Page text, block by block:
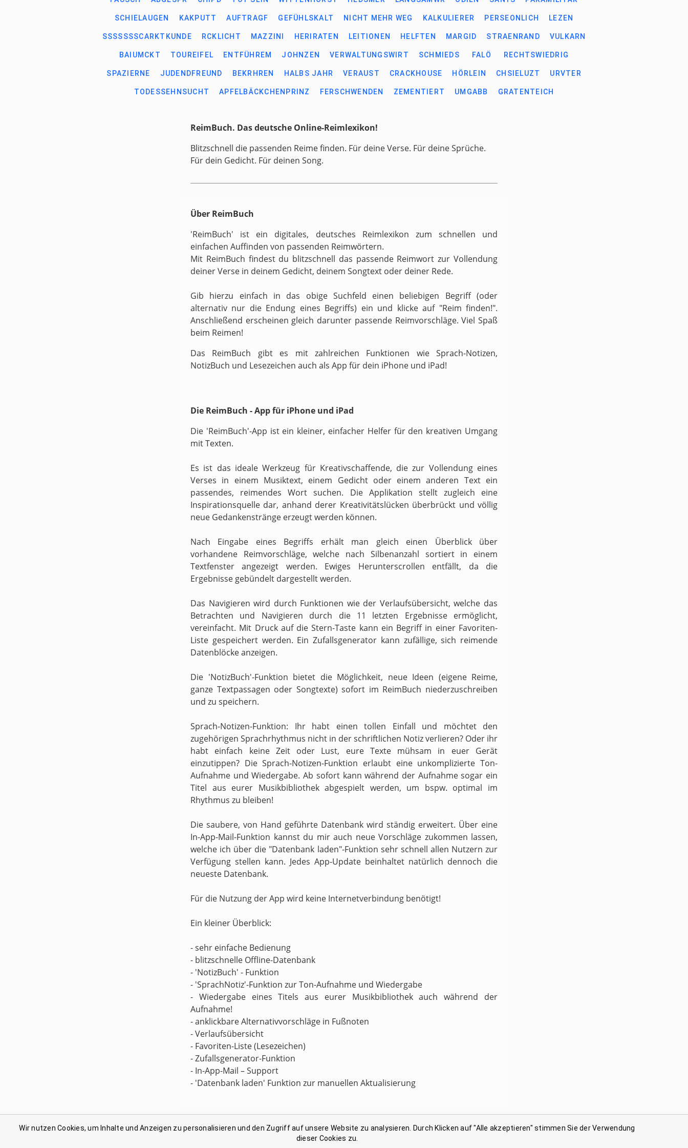
SCHIELAUGEN KAKPUTT AUFTRAGF GEFÜHLSKALT NICHT MEHR WEG KALKULIERER PERSEONLICH LEZEN
SSSSSSSCARKTKUNDE RCKLICHT MAZZINI HERIRATEN LEITIONEN HELFTEN MARGID STRAENRAND VULKARN
BAIUMCKT TOUREIFEL ENTFÜHREM JOHNZEN VERWALTUNGSWIRT SCHMIEDS FALÖ RECHTSWIEDRIG
SPAZIERNE JUDENDFREUND BEKRHREN HALBS JAHR VERAUST CRACKHOUSE HÖRLEIN CHSIELUZT URVTER
TODESSEHNSUCHT APFELBÄCKCHENPRINZ FERSCHWENDEN ZEMENTIERT UMGABB GRATENTEICH
ReimBuch. Das deutsche Online-Reimlexikon!
Blitzschnell die passenden Reime finden. Für deine Verse. Für deine Sprüche.
Für dein Gedicht. Für deinen Song.
Über ReimBuch
'ReimBuch' ist ein digitales, deutsches Reimlexikon zum schnellen und
einfachen Auffinden von passenden Reimwörtern.
Mit ReimBuch findest du blitzschnell das passende Reimwort zur Vollendung
deiner Verse in deinem Gedicht, deinem Songtext oder deiner Rede.
Gib hierzu einfach in das obige Suchfeld einen beliebigen Begriff (oder
alternativ nur die Endung eines Begriffs) ein und klicke auf "Reim finden!".
Anschließend erscheinen gleich darunter passende Reimvorschläge. Viel Spaß
beim Reimen!
Das ReimBuch gibt es mit zahlreichen Funktionen wie Sprach-Notizen,
NotizBuch und Lesezeichen auch als App für dein iPhone und iPad!
Die ReimBuch - App für iPhone und iPad
Die 'ReimBuch'-App ist ein kleiner, einfacher Helfer für den kreativen Umgang
mit Texten.
Es ist das ideale Werkzeug für Kreativschaffende, die zur Vollendung eines
Verses in einem Musiktext, einem Gedicht oder einem anderen Text ein
passendes, reimendes Wort suchen. Die Applikation stellt zugleich eine
Inspirationsquelle dar, anhand derer Kreativitätslücken überbrückt und völlig
neue Gedankenstränge erzeugt werden können.
Nach Eingabe eines Begriffs erhält man gleich einen Überblick über
vorhandene Reimvorschläge, welche nach Silbenanzahl sortiert in einem
Textfenster angezeigt werden. Ewiges Herunterscrollen entfällt, da die
Ergebnisse gebündelt dargestellt werden.
Das Navigieren wird durch Funktionen wie der Verlaufsübersicht, welche das
Betrachten und Navigieren durch die 11 letzten Ergebnisse ermöglicht,
vereinfacht. Mit Druck auf die Stern-Taste kann ein Begriff in einer Favoriten-
Liste gespeichert werden. Ein Zufallsgenerator kann zufällige, sich reimende
Datenblöcke anzeigen.
Die 'NotizBuch'-Funktion bietet die Möglichkeit, neue Ideen (eigene Reime,
ganze Textpassagen oder Songtexte) sofort im ReimBuch niederzuschreiben
und zu speichern.
Sprach-Notizen-Funktion: Ihr habt einen tollen Einfall und möchtet den
zugehörigen Sprachrhythmus nicht in der schriftlichen Notiz verlieren? Oder ihr
habt einfach keine Zeit oder Lust, eure Texte mühsam in euer Gerät
einzutippen? Die Sprach-Notizen-Funktion erlaubt eine unkomplizierte Ton-
Aufnahme und Wiedergabe. Ab sofort kann während der Aufnahme sogar ein
Titel aus eurer Musikbibliothek abgespielt werden, um bspw. optimal im
Rhythmus zu bleiben!
Die saubere, von Hand geführte Datenbank wird ständig erweitert. Über eine
In-App-Mail-Funktion kannst du mir auch neue Vorschläge zukommen lassen,
welche ich über die "Datenbank laden"-Funktion sehr schnell allen Nutzern zur
Verfügung stellen kann. Jedes App-Update beinhaltet natürlich dennoch die
neueste Datenbank.
Für die Nutzung der App wird keine Internetverbindung benötigt!
Ein kleiner Überblick:
- sehr einfache Bedienung
- blitzschnelle Offline-Datenbank
- 'NotizBuch' - Funktion
- 'SprachNotiz'-Funktion zur Ton-Aufnahme und Wiedergabe
- Wiedergabe eines Titels aus eurer Musikbibliothek auch während der
Aufnahme!
- anklickbare Alternativvorschläge in Fußnoten
- Verlaufsübersicht
- Favoriten-Liste (Lesezeichen)
- Zufallsgenerator-Funktion
- In-App-Mail – Support
- 'Datenbank laden' Funktion zur manuellen Aktualisierung
Link-Liste gesammelter Begriffe
Kontakt: support@reimbuch .net
Wir nutzen Cookies, um Inhalte und Anzeigen zu personalisieren und den Zugriff auf unsere Website zu analysieren. Durch Klicken auf "Alle akzeptieren" stimmen Sie der Verwendung
dieser Cookies zu.